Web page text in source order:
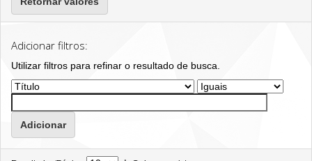
Adicionar filtros:
Utilizar filtros para refinar o resultado de busca.